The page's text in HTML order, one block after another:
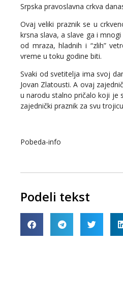
Srpska pravoslavna crkva
Ovaj veliki praznik se u
krsna slava, a slave ga i
od mraza, hladnih i “zlih”
vreme u toku godine biti.
Svaki od svetitelja ima svoj
Jovan Zlatousti. A ovaj
u narodu stalno pričalo koji je
zajednički praznik za svu
Pobeda-info
Podeli tekst